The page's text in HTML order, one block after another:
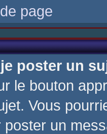
page
poster un
le bouton
Vous
poster un